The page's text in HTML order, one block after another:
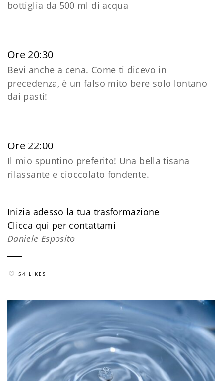
bottiglia da 500 ml di acqua
Ore 20:30
Bevi anche a cena. Come ti dicevo in
precedenza, è un falso mito bere solo lontano
dai pasti!
Ore 22:00
Il mio spuntino preferito! Una bella tisana
rilassante e cioccolato fondente.
Inizia adesso la tua trasformazione
​Clicca qui per contattami
Daniele Esposito
54 LIKES